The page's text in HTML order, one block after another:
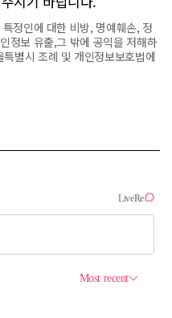
정인에 대한 비방, 명예훼손, 정
정보 유출,그 밖에 공익을 저해하
별시 조례 및 개인정보보호법에